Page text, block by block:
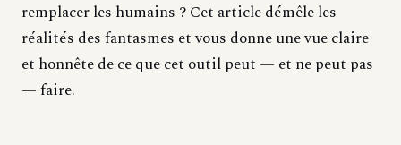
remplacer les humains ? Cet article démêle les
réalités des fantasmes et vous donne une vue claire
et honnête de ce que cet outil peut — et ne peut pas
— faire.